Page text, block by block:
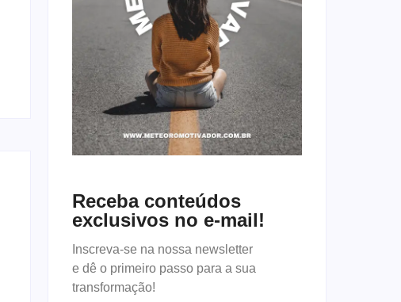
Receba conteúdos
exclusivos no e-mail!
Inscreva-se na nossa newsletter
e dê o primeiro passo para a sua
transformação!